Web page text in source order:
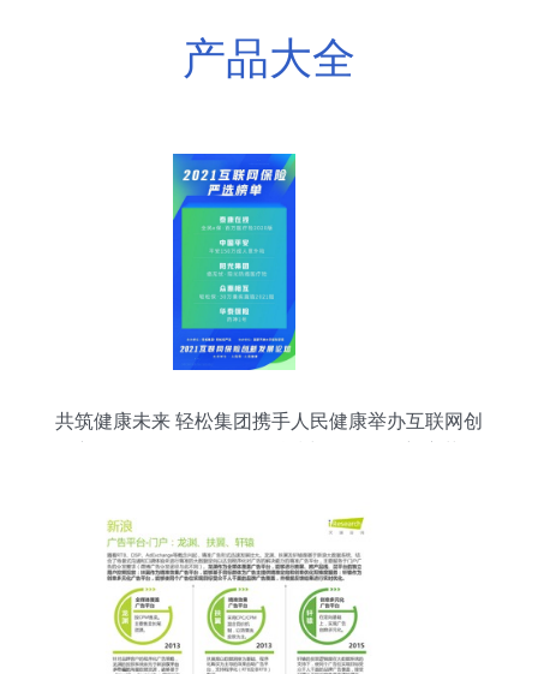
产品大全
共筑健康未来 轻松集团携手人民健康举办互联网创